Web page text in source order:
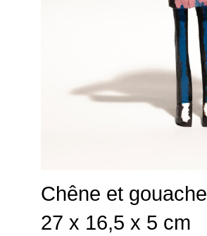
Chêne et gouache
27 x 16,5 x 5 cm